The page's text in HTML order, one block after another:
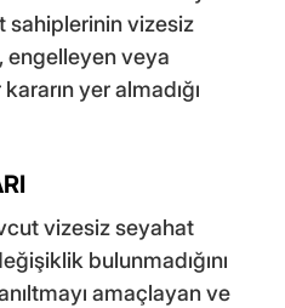
sahiplerinin vizesiz
engelleyen veya
yer almadığı
vizesiz seyahat
bulunmadığını
amaçlayan ve